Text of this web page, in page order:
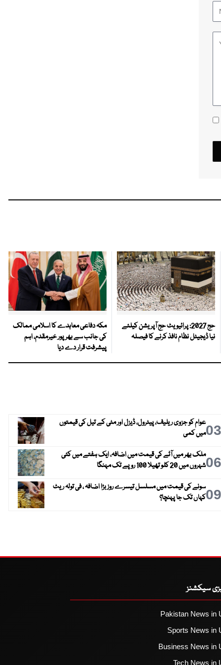
حج 2027: پرائیویٹ حج آپریشن کیلئے
نیا ڈیجیٹل نظام نافذ کرنے کا فیصلہ
مکہ دفاعی معاہدے کا اسلامی ممالک
کی جانب سے بھرپور خیرمقدم، اہم
پیشرفت قرار دے دیا
03عوام کو جزوی ریلیف، پیٹرول، ڈیزل اور مٹی کے تیل کی قیمتوں
میں کمی
06ملک بھر میں آٹے کی قیمت میں اضافہ، ایک ہفتے میں کئی
شہروں میں 20 کلو تھیلا 100 روپے تک مہنگا
09سونے کی قیمت میں مسلسل تیسرے روز بڑا اضافہ ، فی تولہ ریٹ
کہاں تک جا پہنچا؟
سیکشنز
Pakistan News in
Sports News in
Business News in
Tech News in